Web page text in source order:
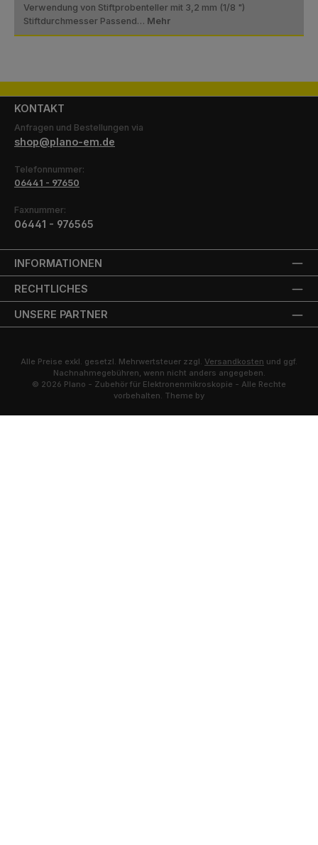
Verwendung von Stiftprobenteller mit 3,2 mm (1/8 ")
Stiftdurchmesser Passend… Mehr
KONTAKT
Anfragen und Bestellungen via
shop@plano-em.de
Telefonnummer:
06441 - 97650
Faxnummer:
06441 - 976565
INFORMATIONEN
RECHTLICHES
UNSERE PARTNER
Alle Preise exkl. gesetzl. Mehrwertsteuer zzgl. Versandkosten und ggf.
Nachnahmegebühren, wenn nicht anders angegeben.
© 2026 Plano - Zubehör für Elektronenmikroskopie - Alle Rechte
vorbehalten. Theme by